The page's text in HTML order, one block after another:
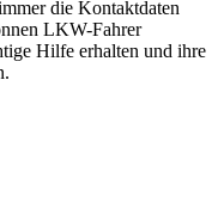
die Kontaktdaten
LKW-Fahrer
Hilfe erhalten und ihre